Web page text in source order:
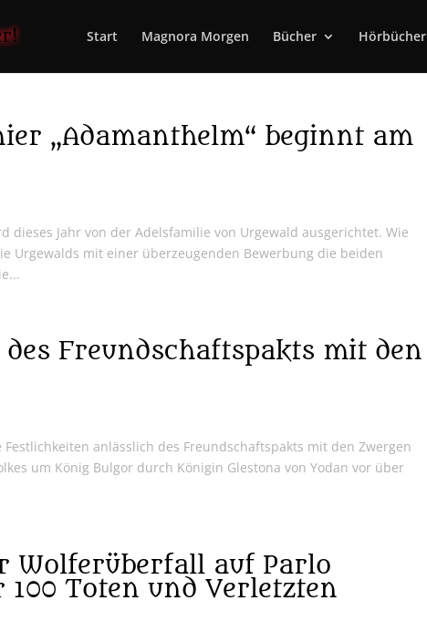
Start Magnora Morgen Bücher Hörbücher
„Adamanthelm“ beginnt am
dieses Jahr von der Adelsfamilie von Urgewald ausgerichtet. Wie
Urgewalds mit einer überzeugenden Bewerbung die beiden
Freundschaftspakts mit den
anlässlich des Freundschaftspakts mit den Zwergen
um König Bulgor durch Königin Glestona von Yodan vor über
Wolferüberfall auf Parlo
Toten und Verletzten